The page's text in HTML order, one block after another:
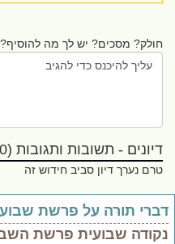
חולק? מסכים? יש לך מה להוסיף?
דיונים - תשובות ותגובות (0)
טרם נערך דיון סביב חידוש זה
תורה על פרשת שבוע
שבועית פרשת